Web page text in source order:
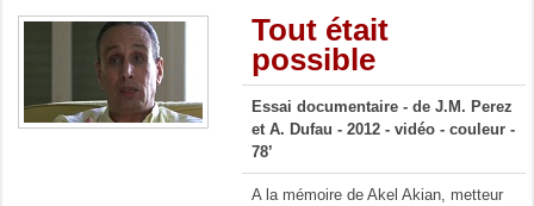
Tout était
possible
Essai documentaire - de J.M. Perez
et A. Dufau - 2012 - vidéo - couleur -
78’
A la mémoire de Akel Akian, metteur